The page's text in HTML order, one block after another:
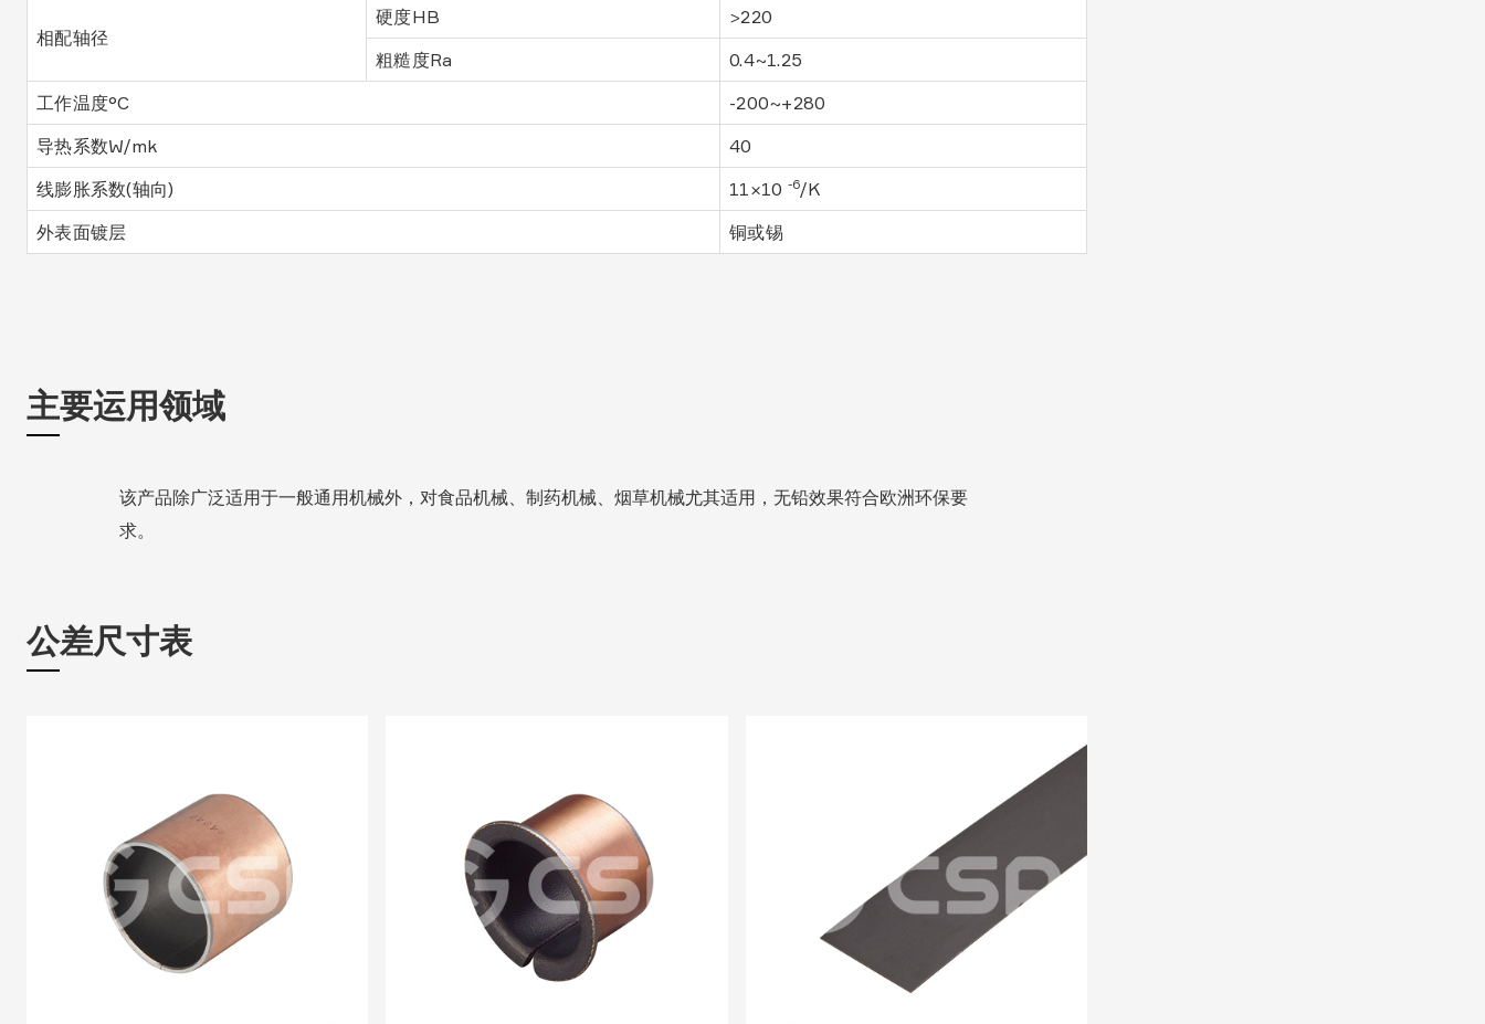
相配轴径
硬度HB
>220
粗糙度Ra
0.4~1.25
工作温度°C
-200~+280
导热系数W/mk
40
线膨胀系数(轴向)
11×10 -6/K
外表面镀层
铜或锡
主要运用领域
该产品除广泛适用于一般通用机械外，对食品机械、制药机械、烟草机械尤其适用，无铅效果符合欧洲环保要
求。
公差尺寸表